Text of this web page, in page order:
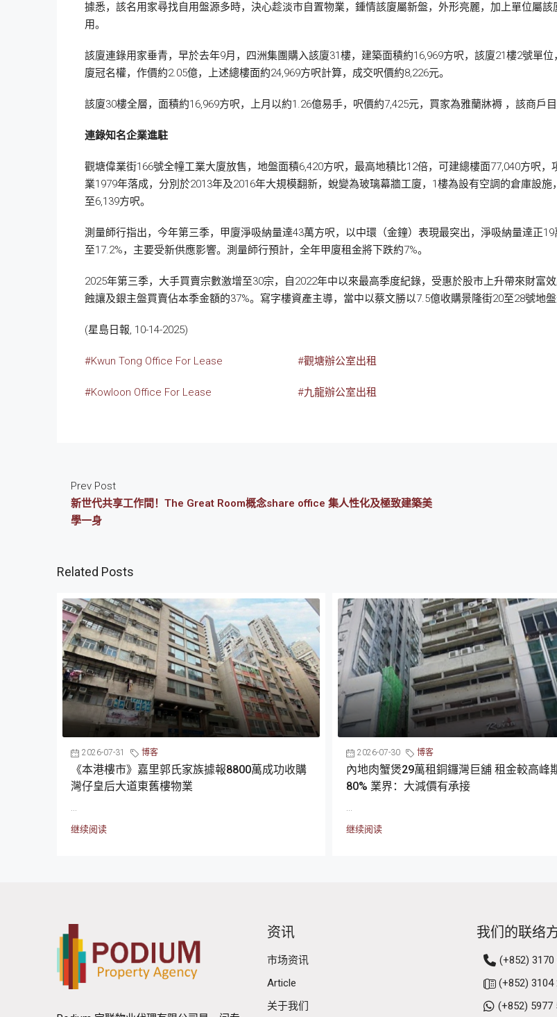
據悉，該名用家尋找自用盤源多時，決心趁淡市自置物業，鍾情該廈屬新盤，外形亮麗，加上單位屬
用。
該廈連錄用家垂青，早於去年9月，四洲集團購入該廈31樓，建築面積約16,969方呎，該廈21樓2號單
廈冠名權，作價約2.05億，上述總樓面約24,969方呎計算，成交呎價約8,226元。
該廈30樓全層，面積約16,969方呎，上月以約1.26億易手，呎價約7,425元，買家為雅蘭牀褥 ，該商戶
連錄知名企業進駐
觀塘偉業街166號全幢工業大廈放售，地盤面積6,420方呎，最高地積比12倍，可建總樓面77,040方呎
業1979年落成，分別於2013年及2016年大規模翻新，蛻變為玻璃幕牆工廈，1樓為設有空調的倉庫設
至6,139方呎。
測量師行指出，今年第三季，甲廈淨吸納量達43萬方呎，以中環（金鐘）表現最突出，淨吸納量達正
至17.2%，主要受新供應影響。測量師行預計，全年甲廈租金將下跌約7%。
2025年第三季，大手買賣宗數激增至30宗，自2022年中以來最高季度紀錄，受惠於股市上升帶來財富
蝕讓及銀主盤買賣佔本季金額的37%。寫字樓資產主導，當中以蔡文勝以7.5億收購景隆街20至28號地盤
(星島日報, 10-14-2025)
#Kwun Tong Office For Lease #觀塘辦公室出租
#Kowloon Office For Lease #九龍辦公室出租
Prev Post
新世代共享工作間！The Great Room概念share office 集人性化及極致建築美
學一身
Related Posts
2026-07-31 博客
《本港樓市》嘉里郭氏家族據報8800萬成功收購
灣仔皇后大道東舊樓物業
...
继续阅读
2026-07-30 博客
內地肉蟹煲29萬租銅鑼灣巨舖 租金較高峰
80% 業界：大減價有承接
...
继续阅读
资讯
市场资讯
Article
关于我们
我们的联络
(+852) 3170
(+852) 3104
(+852) 5977